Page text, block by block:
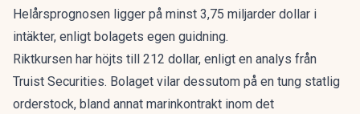
Helårsprognosen ligger på minst 3,75 miljarder dollar i
intäkter, enligt bolagets egen guidning.
Riktkursen har höjts till 212 dollar, enligt en analys från
Truist Securities. Bolaget vilar dessutom på en tung statlig
orderstock, bland annat marinkontrakt inom det